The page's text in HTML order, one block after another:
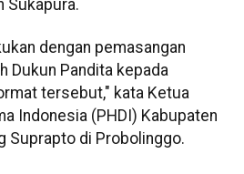
Sukapura.
dengan pemasangan
Dukun Pandita kepada
tersebut," kata Ketua
Indonesia (PHDI) Kabupaten
Suprapto di Probolinggo.